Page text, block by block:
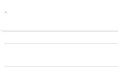
.